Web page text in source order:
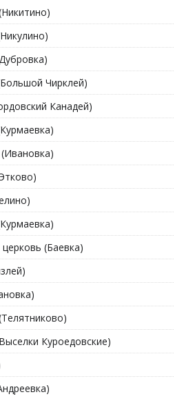
Чирклей)
Канадей)
(Баевка)
Куроедовские)